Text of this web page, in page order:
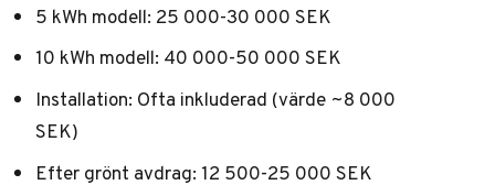
5 kWh modell: 25 000-30 000 SEK
10 kWh modell: 40 000-50 000 SEK
Installation: Ofta inkluderad (värde ~8 000
SEK)
Efter grönt avdrag: 12 500-25 000 SEK